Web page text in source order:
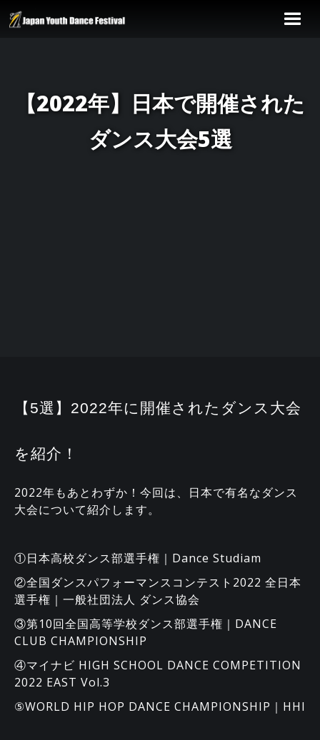
【2022年】日本で開催された
ダンス大会5選
【5選】2022年に開催されたダンス大会
を紹介！
2022年もあとわずか！今回は、日本で有名なダンス
大会について紹介します。
①日本高校ダンス部選手権｜Dance Studiam
②全国ダンスパフォーマンスコンテスト2022 全日本
選手権｜一般社団法人 ダンス協会
③第10回全国高等学校ダンス部選手権｜DANCE
CLUB CHAMPIONSHIP
④マイナビ HIGH SCHOOL DANCE COMPETITION
2022 EAST Vol.3
⑤WORLD HIP HOP DANCE CHAMPIONSHIP｜HHI